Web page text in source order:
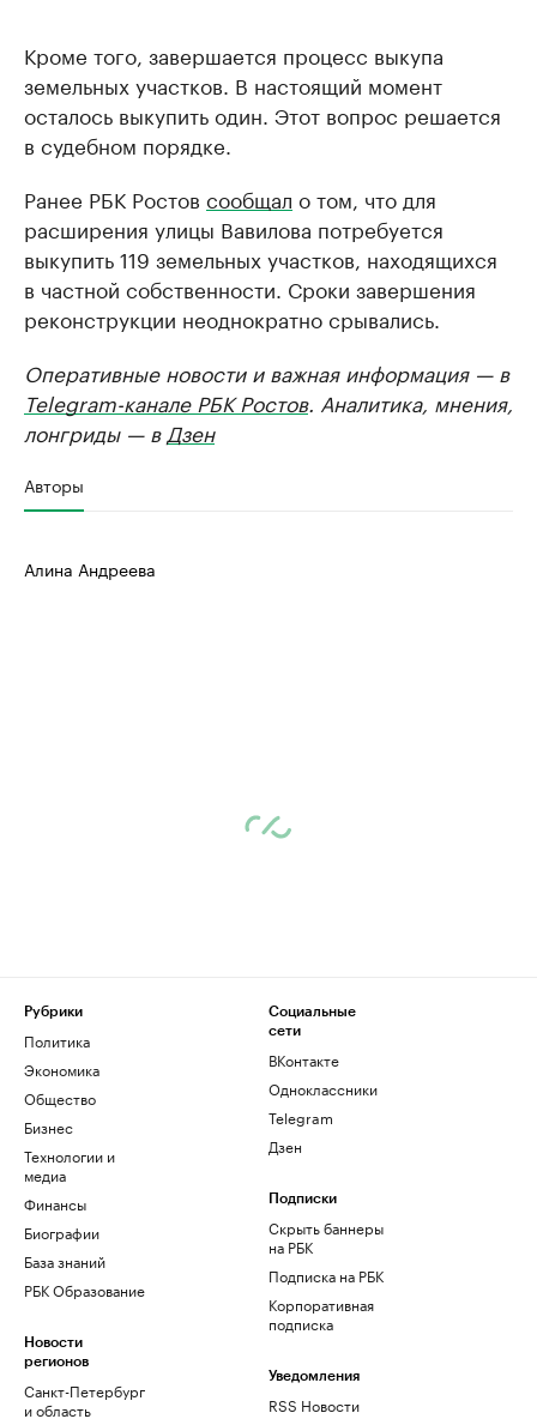
Кроме того, завершается процесс выкупа
земельных участков. В настоящий момент
осталось выкупить один. Этот вопрос решается
в судебном порядке.
Ранее РБК Ростов сообщал о том, что для
расширения улицы Вавилова потребуется
выкупить 119 земельных участков, находящихся
в частной собственности. Сроки завершения
реконструкции неоднократно срывались.
Оперативные новости и важная информация — в
Telegram-канале РБК Ростов. Аналитика, мнения,
лонгриды — в Дзен
Авторы
Алина Андреева
Рубрики
Политика
Экономика
Общество
Бизнес
Технологии и
медиа
Финансы
Биографии
База знаний
РБК Образование
Новости
регионов
Санкт-Петербург
и область
Социальные
сети
ВКонтакте
Одноклассники
Telegram
Дзен
Подписки
Скрыть баннеры
на РБК
Подписка на РБК
Корпоративная
подписка
Уведомления
RSS Новости